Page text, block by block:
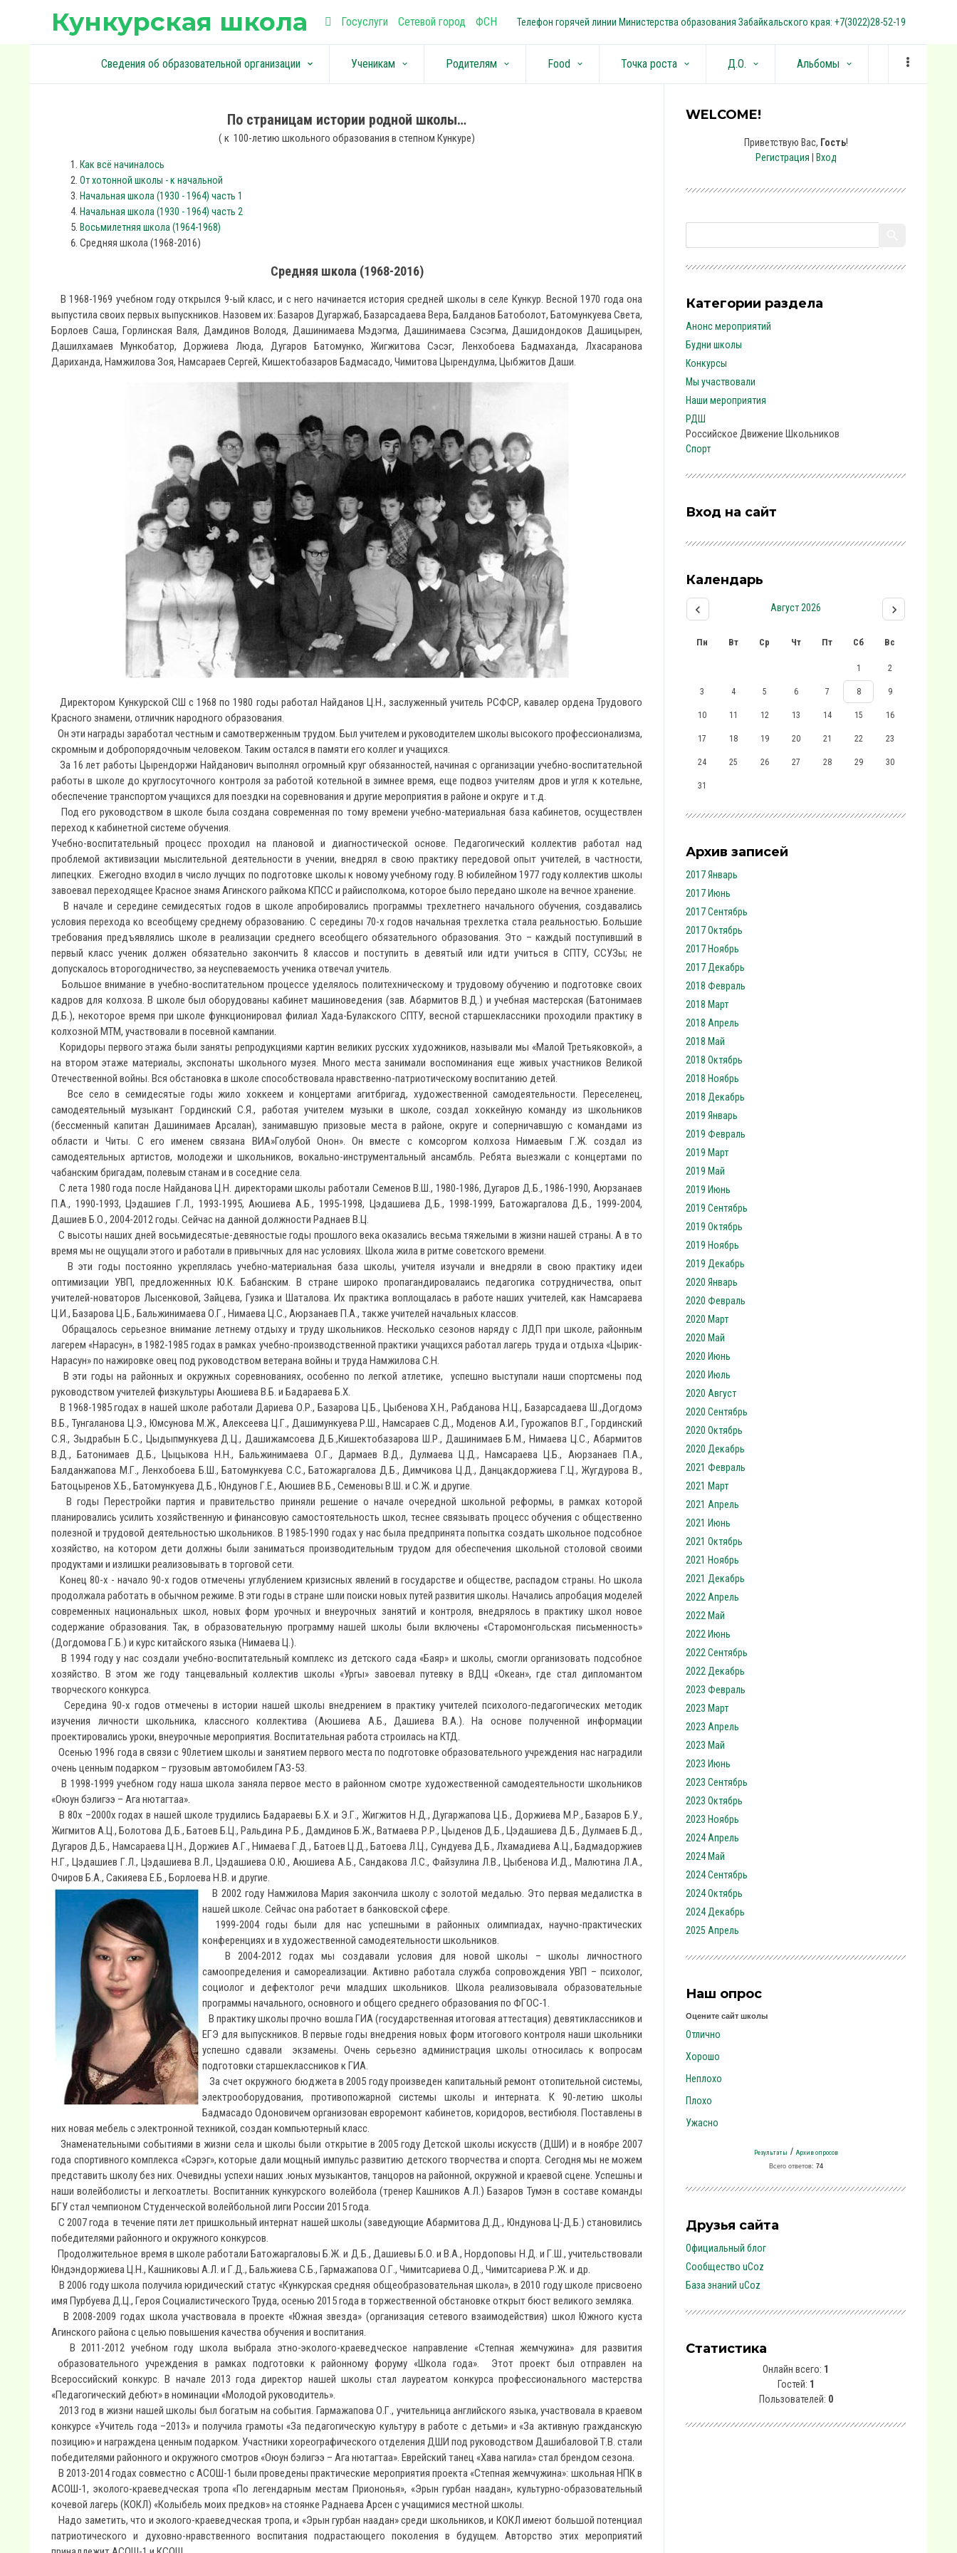
Кункурская школа Госуслуги Сетевой город ФСН Телефон горячей линии Министерства образования Забайкальского края: +7(3022)28-52-19
keyboard_arrow_down
Сведения об образовательной организации keyboard_arrow_down Ученикам keyboard_arrow_down Родителям keyboard_arrow_down Food keyboard_arrow_down Точка роста keyboard_arrow_down Д.О. keyboard_arrow_down Альбомы keyboard_arrow_down
По страницам истории родной школы…
( к 100-летию школьного образования в степном Кункуре)
Как всё начиналось
От хотонной школы - к начальной
Начальная школа (1930 - 1964) часть 1
Начальная школа (1930 - 1964) часть 2
Восьмилетняя школа (1964-1968)
Средняя школа (1968-2016)
Средняя школа (1968-2016)
В 1968-1969 учебном году открылся 9-ый класс, и с него начинается история средней школы в селе Кункур. Весной 1970 года она
выпустила своих первых выпускников. Назовем их: Базаров Дугаржаб, Базарсадаева Вера, Балданов Батоболот, Батомункуева Света,
Борлоев Саша, Горлинская Валя, Дамдинов Володя, Дашинимаева Мэдэгма, Дашинимаева Сэсэгма, Дашидондоков Дашицырен,
Дашилхамаев Мункобатор, Доржиева Люда, Дугаров Батомунко, Жигжитова Сэсэг, Ленхобоева Бадмаханда, Лхасаранова
Дариханда, Намжилова Зоя, Намсараев Сергей, Кишектобазаров Бадмасадо, Чимитова Цырендулма, Цыбжитов Даши.
Директором Кункурской СШ с 1968 по 1980 годы работал Найданов Ц.Н., заслуженный учитель РСФСР, кавалер ордена Трудового
Красного знамени, отличник народного образования.
Он эти награды заработал честным и самотверженным трудом. Был учителем и руководителем школы высокого профессионализма,
скромным и добропорядочным человеком. Таким остался в памяти его коллег и учащихся.
За 16 лет работы Цырендоржи Найданович выполнял огромный круг обязанностей, начиная с организации учебно-воспитательной
работы в школе до круглосуточного контроля за работой котельной в зимнее время, еще подвоз учителям дров и угля к котельне,
обеспечение транспортом учащихся для поездки на соревнования и другие мероприятия в районе и округе и т.д.
Под его руководством в школе была создана современная по тому времени учебно-материальная база кабинетов, осуществлен
переход к кабинетной системе обучения.
Учебно-воспитательный процесс проходил на плановой и диагностической основе. Педагогический коллектив работал над
проблемой активизации мыслительной деятельности в учении, внедрял в свою практику передовой опыт учителей, в частности,
липецких. Ежегодно входил в число лучщих по подготовке школы к новому учебному году. В юбилейном 1977 году коллектив школы
завоевал переходящее Красное знамя Агинского райкома КПСС и райисполкома, которое было передано школе на вечное хранение.
В начале и середине семидесятых годов в школе апробировались программы трехлетнего начального обучения, создавались
условия перехода ко всеобщему среднему образованию. С середины 70-х годов начальная трехлетка стала реальностью. Большие
требования предъявлялись школе в реализации среднего всеобщего обязательного образования. Это – каждый поступивший в
первый класс ученик должен обязательно закончить 8 классов и поступить в девятый или идти учиться в СПТУ, ССУЗы; не
допускалось второгодничество, за неуспеваемость ученика отвечал учитель.
Большое внимание в учебно-воспитательном процессе уделялось политехническому и трудовому обучению и подготовке своих
кадров для колхоза. В школе был оборудованы кабинет машиноведения (зав. Абармитов В.Д.) и учебная мастерская (Батонимаев
Д.Б.), некоторое время при школе функционировал филиал Хада-Булакского СПТУ, весной старшеклассники проходили практику в
колхозной МТМ, участвовали в посевной кампании.
Коридоры первого этажа были заняты репродукциями картин великих русских художников, называли мы «Малой Третьяковкой», а
на втором этаже материалы, экспонаты школьного музея. Много места занимали воспоминания еще живых участников Великой
Отечественной войны. Вся обстановка в школе способствовала нравственно-патриотическому воспитанию детей.
Все село в семидесятые годы жило хоккеем и концертами агитбригад, художественной самодеятельности. Переселенец,
самодеятельный музыкант Гординский С.Я., работая учителем музыки в школе, создал хоккейную команду из школьников
(бессменный капитан Дашинимаев Арсалан), занимавшую призовые места в районе, округе и соперничавшую с командами из
области и Читы. С его именем связана ВИА»Голубой Онон». Он вместе с комсоргом колхоза Нимаевым Г.Ж. создал из
самодеятельных артистов, молодежи и школьников, вокально-инструментальный ансамбль. Ребята выезжали с концертами по
чабанским бригадам, полевым станам и в соседние села.
С лета 1980 года после Найданова Ц.Н. директорами школы работали Семенов В.Ш., 1980-1986, Дугаров Д.Б., 1986-1990, Аюрзанаев
П.А., 1990-1993, Цэдашиев Г.Л., 1993-1995, Аюшиева А.Б., 1995-1998, Цэдашиева Д.Б., 1998-1999, Батожаргалова Д.Б., 1999-2004,
Дашиев Б.О., 2004-2012 годы. Сейчас на данной должности Раднаев В.Ц.
С высоты наших дней восьмидесятые-девяностые годы прошлого века оказались весьма тяжелыми в жизни нашей страны. А в то
время мы не ощущали этого и работали в привычных для нас условиях. Школа жила в ритме советского времени.
В эти годы постоянно укреплялась учебно-материальная база школы, учителя изучали и внедряли в свою практику идеи
оптимизации УВП, предложеннных Ю.К. Бабанским. В стране широко пропагандировалаись педагогика сотрудничества, опыт
учителей-новаторов Лысенковой, Зайцева, Гузика и Шаталова. Их практика воплощалась в работе наших учителей, как Намсараева
Ц.И., Базарова Ц.Б., Бальжинимаева О.Г., Нимаева Ц.С., Аюрзанаев П.А., также учителей начальных классов.
Обращалось серьезное внимание летнему отдыху и труду школьников. Несколько сезонов наряду с ЛДП при школе, районным
лагерем «Нарасун», в 1982-1985 годах в рамках учебно-производственной практики учащихся работал лагерь труда и отдыха «Цырик-
Нарасун» по нажировке овец под руководством ветерана войны и труда Намжилова С.Н.
В эти годы на районных и окружных соревнованиях, особенно по легкой атлетике, успешно выступали наши спортсмены под
руководством учителей физкультуры Аюшиева В.Б. и Бадараева Б.Х.
В 1968-1985 годах в нашей школе работали Дариева О.Р., Базарова Ц.Б., Цыбенова Х.Н., Рабданова Н.Ц., Базарсадаева Ш.,Догдомэ
В.Б., Тунгаланова Ц.Э., Юмсунова М.Ж., Алексеева Ц.Г., Дашимункуева Р.Ш., Намсараев С.Д., Моденов А.И., Гурожапов В.Г., Гординский
С.Я., Зыдрабын Б.С., Цыдыпмункуева Д.Ц., Дашижамсоева Д.Б.,Кишектобазарова Ш.Р., Дашинимаев Б.М., Нимаева Ц.С., Абармитов
В.Д., Батонимаев Д.Б., Цыцыкова Н.Н., Бальжинимаева О.Г., Дармаев В.Д., Дулмаева Ц.Д., Намсараева Ц.Б., Аюрзанаев П.А.,
Балданжапова М.Г., Ленхобоева Б.Ш., Батомункуева С.С., Батожаргалова Д.Б., Димчикова Ц.Д., Данцакдоржиева Г.Ц., Жугдурова В.,
Батоцыренов Х.Б., Батомункуева Д.Б., Юндунов Г.Е., Аюшиев В.Б., Семеновы В.Ш. и С.Ж. и другие.
В годы Перестройки партия и правительство приняли решение о начале очередной школьной реформы, в рамках которой
планировались усилить хозяйственную и финансовую самостоятельность школ, теснее связывать процесс обучения с общественно
полезной и трудовой деятельностью школьников. В 1985-1990 годах у нас была предпринята попытка создать школьное подсобное
хозяйство, на котором дети должны были заниматься производительным трудом для обеспечения школьной столовой своими
продуктами и излишки реализовывать в торговой сети.
Конец 80-х - начало 90-х годов отмечены углублением кризисных явлений в государстве и обществе, распадом страны. Но школа
продолжала работать в обычном режиме. В эти годы в стране шли поиски новых путей развития школы. Начались апробация моделей
современных национальных школ, новых форм урочных и внеурочных занятий и контроля, внедрялось в практику школ новое
содержание образования. Так, в образовательную программу нашей школы были включены «Старомонгольская письменность»
(Догдомова Г.Б.) и курс китайского языка (Нимаева Ц.).
В 1994 году у нас создали учебно-воспитательный комплекс из детского сада «Баяр» и школы, смогли организовать подсобное
хозяйство. В этом же году танцевальный коллектив школы «Ургы» завоевал путевку в ВДЦ «Океан», где стал дипломантом
творческого конкурса.
Середина 90-х годов отмечены в истории нашей школы внедрением в практику учителей психолого-педагогических методик
изучения личности школьника, классного коллектива (Аюшиева А.Б., Дашиева В.А.). На основе полученной информации
проектировались уроки, внеурочные мероприятия. Воспитательная работа строилась на КТД.
Осенью 1996 года в связи с 90летием школы и занятием первого места по подготовке образовательного учреждения нас наградили
очень ценным подарком – грузовым автомобилем ГАЗ-53.
В 1998-1999 учебном году наша школа заняла первое место в районном смотре художественной самодеятельности школьников
«Оюун бэлигээ – Ага нютагтаа».
В 80х –2000х годах в нашей школе трудились Бадараевы Б.Х. и Э.Г., Жигжитов Н.Д., Дугаржапова Ц.Б., Доржиева М.Р., Базаров Б.У.,
Жигмитов А.Ц., Болотова Д.Б., Батоев Б.Ц., Ральдина Р.Б., Дамдинов Б.Ж., Ватмаева Р.Р., Цыденов Д.Б., Цэдашиева Д.Б., Дулмаев Б.Д.,
Дугаров Д.Б., Намсараева Ц.Н., Доржиев А.Г., Нимаева Г.Д., Батоев Ц.Д., Батоева Л.Ц., Сундуева Д.Б., Лхамадиева А.Ц., Бадмадоржиев
Н.Г., Цэдашиев Г.Л., Цэдашиева В.Л., Цэдашиева О.Ю., Аюшиева А.Б., Сандакова Л.С., Файзулина Л.В., Цыбенова И.Д., Малютина Л.А.,
Очиров Б.А., Сакияева Е.Б., Борлоева Н.В. и другие.
В 2002 году Намжилова Мария закончила школу с золотой медалью. Это первая медалистка в
нашей школе. Сейчас она работает в банковской сфере.
1999-2004 годы были для нас успешными в районных олимпиадах, научно-практических
конференциях и в художественной самодеятельности школьников.
В 2004-2012 годах мы создавали условия для новой школы – школы личностного
самоопределения и самореализации. Активно работала служба сопровождения УВП – психолог,
социолог и дефектолог речи младших школьников. Школа реализовывала образовательные
программы начального, основного и общего среднего образования по ФГОС-1.
В практику школы прочно вошла ГИА (государственная итоговая аттестация) девятиклассников и
ЕГЭ для выпускников. В первые годы внедрения новых форм итогового контроля наши школьники
успешно сдавали экзамены. Очень серьезно администрация школы относилась к вопросам
подготовки старшеклассников к ГИА.
За счет окружного бюджета в 2005 году произведен капитальный ремонт отопительной системы,
электрооборудования, противопожарной системы школы и интерната. К 90-летию школы
Бадмасадо Одоновичем организован евроремонт кабинетов, коридоров, вестибюля. Поставлены в
них новая мебель с электронной техникой, создан компьютерный класс.
Знаменательными событиями в жизни села и школы были открытие в 2005 году Детской школы искусств (ДШИ) и в ноябре 2007
года спортивного комплекса «Сэрэг», которые дали мощный импульс развитию детского творчества и спорта. Сегодня мы не можем
представить школу без них. Очевидны успехи наших .юных музыкантов, танцоров на районной, окружной и краевой сцене. Успешны и
наши волейболисты и легкоатлеты. Воспитанник кункурского волейбола (тренер Кашников А.Л.) Базаров Тумэн в составе команды
БГУ стал чемпионом Студенческой волейбольной лиги России 2015 года.
С 2007 года в течение пяти лет пришкольный интернат нашей школы (заведующие Абармитова Д.Д., Юндунова Ц-Д.Б.) становились
победителями районного и окружного конкурсов.
Продолжительное время в школе работали Батожаргаловы Б.Ж. и Д.Б., Дашиевы Б.О. и В.А., Нордоповы Н.Д. и Г.Ш., учительствовали
Юндэндоржиева Ц.Н., Кашниковы А.Л. и Г.Д., Бальжиева С.Б., Гармажапова О.Г., Чимитсариева О.Д., Чимитсариева Р.Ж. и др.
В 2006 году школа получила юридический статус «Кункурская средняя общеобразовательная школа», в 2010 году школе присвоено
имя Пурбуева Д.Ц., Героя Социалистического Труда, осенью 2015 года в торжественной обстановке открыт бюст великого земляка.
В 2008-2009 годах школа участвовала в проекте «Южная звезда» (организация сетевого взаимодействия) школ Южного куста
Агинского района с целью повышения качества обучения и воспитания.
В 2011-2012 учебном году школа выбрала этно-эколого-краеведческое направление «Степная жемчужина» для развития
образовательного учреждения в рамках подготовки к районному форуму «Школа года». Этот проект был отправлен на
Всероссийский конкурс. В начале 2013 года директор нашей школы стал лауреатом конкурса профессионального мастерства
«Педагогический дебют» в номинации «Молодой руководитель».
2013 год в жизни нашей школы был богатым на события. Гармажапова О.Г., учительница английского языка, участвовала в краевом
конкурсе «Учитель года –2013» и получила грамоты «За педагогическую культуру в работе с детьми» и «За активную гражданскую
позицию» и награждена ценным подарком. Участники хореографического отделения ДШИ под руководством Дашибаловой Т.В. стали
победителями районного и окружного смотров «Оюун бэлигээ – Ага нютагтаа». Еврейский танец «Хава нагила» стал брендом сезона.
В 2013-2014 годах совместно с АСОШ-1 были проведены практические мероприятия проекта «Степная жемчужина»: школьная НПК в
АСОШ-1, эколого-краеведческая тропа «По легендарным местам Приононья», «Эрын гурбан наадан», культурно-образовательный
кочевой лагерь (КОКЛ) «Колыбель моих предков» на стоянке Раднаева Арсен с учащимися местной школы.
Надо заметить, что и эколого-краеведческая тропа, и «Эрын гурбан наадан» среди школьников, и КОКЛ имеют большой потенциал
патриотического и духовно-нравственного воспитания подрастающего поколения в будущем. Авторство этих мероприятий
WELCOME!
Приветствую Вас, Гость!
Регистрация
Вход
Категории раздела
Анонс мероприятий
Будни школы
Конкурсы
Мы участвовали
Наши мероприятия
РДШ
Российское Движение Школьников
Спорт
Вход на сайт
Календарь
Август 2026
Пн Вт Ср Чт Пт Сб Вс
1 2
3 4 5 6 7 8 9
10 11 12 13 14 15 16
17 18 19 20 21 22 23
24 25 26 27 28 29 30
31
Архив записей
2017 Январь
2017 Июнь
2017 Сентябрь
2017 Октябрь
2017 Ноябрь
2017 Декабрь
2018 Февраль
2018 Март
2018 Апрель
2018 Май
2018 Октябрь
2018 Ноябрь
2018 Декабрь
2019 Январь
2019 Февраль
2019 Март
2019 Май
2019 Июнь
2019 Сентябрь
2019 Октябрь
2019 Ноябрь
2019 Декабрь
2020 Январь
2020 Февраль
2020 Март
2020 Май
2020 Июнь
2020 Июль
2020 Август
2020 Сентябрь
2020 Октябрь
2020 Декабрь
2021 Февраль
2021 Март
2021 Апрель
2021 Июнь
2021 Октябрь
2021 Ноябрь
2021 Декабрь
2022 Апрель
2022 Май
2022 Июнь
2022 Сентябрь
2022 Декабрь
2023 Февраль
2023 Март
2023 Апрель
2023 Май
2023 Июнь
2023 Сентябрь
2023 Октябрь
2023 Ноябрь
2024 Апрель
2024 Май
2024 Сентябрь
2024 Октябрь
2024 Декабрь
2025 Апрель
Наш опрос
Оцените сайт школы
Отлично
Хорошо
Неплохо
Плохо
Ужасно
Результаты / Архив опросов
Всего ответов: 74
Друзья сайта
Официальный блог
Сообщество uCoz
База знаний uCoz
Статистика
Онлайн всего: 1
Гостей: 1
Пользователей: 0